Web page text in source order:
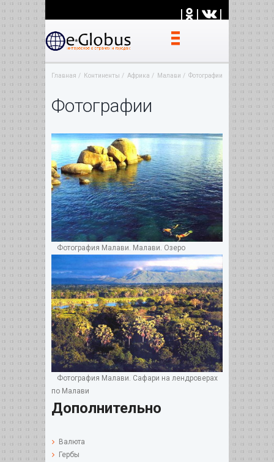
| | |
Главная Континенты Африка Малави Фотографии
Фотографии
Фотография Малави. Малави. Озеро
Фотография Малави. Сафари на лендроверах
по Малави
Дополнительно
Валюта
Гербы